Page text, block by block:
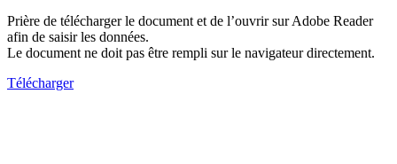
Prière de télécharger le document et de l’ouvrir sur Adobe Reader
afin de saisir les données.
Le document ne doit pas être rempli sur le navigateur directement.
Télécharger